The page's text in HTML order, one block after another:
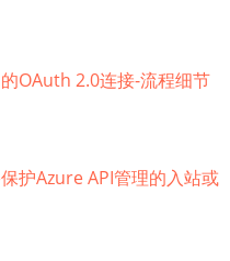
OAuth 2.0连接-流程细节
护Azure API管理的入站或